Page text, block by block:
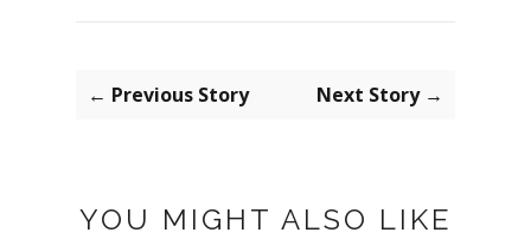
← Previous Story Next Story →
YOU MIGHT ALSO LIKE